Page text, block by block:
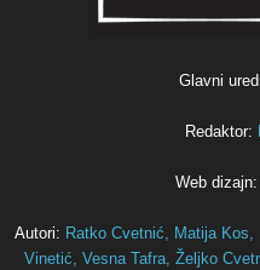
Glavni
Redaktor:
Web dizajn:
Autori: Ratko Cvetnić, Matija Kos,
Vinetić, Vesna Tafra, Željko